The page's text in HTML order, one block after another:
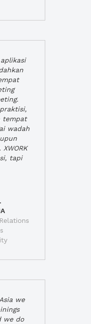
tempat
wadah
tapi
we
we do